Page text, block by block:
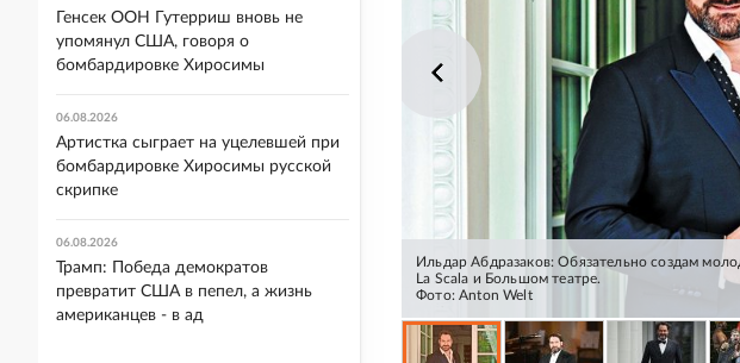
Ильдар Абдразаков: Обязательно создам
La Scala и Большом театре.
Фото: Anton Welt
Генсек ООН Гутерриш вновь не
упомянул США, говоря о
бомбардировке Хиросимы
06.08.2026
Артистка сыграет на уцелевшей при
бомбардировке Хиросимы русской
скрипке
06.08.2026
Трамп: Победа демократов
превратит США в пепел, а жизнь
американцев - в ад